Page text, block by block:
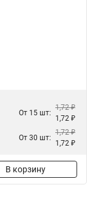
От 15 шт:
1,72 ₽
1,72 ₽
От 30 шт:
1,72 ₽
1,72 ₽
В корзину